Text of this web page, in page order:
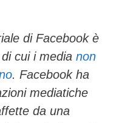
di Facebook è
cui i media non
. Facebook ha
mediatiche
da una